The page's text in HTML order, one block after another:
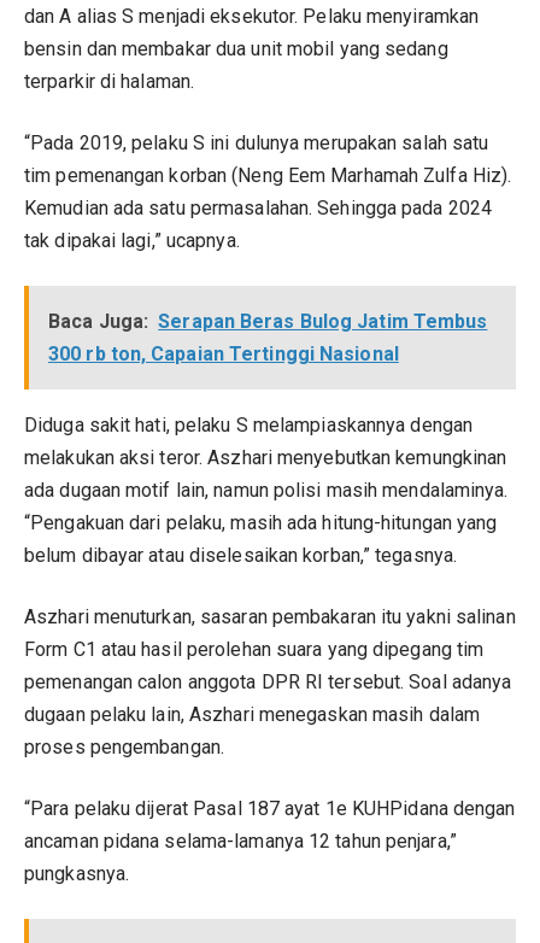
dan A alias S menjadi eksekutor. Pelaku menyiramkan
bensin dan membakar dua unit mobil yang sedang
terparkir di halaman.
“Pada 2019, pelaku S ini dulunya merupakan salah satu
tim pemenangan korban (Neng Eem Marhamah Zulfa Hiz).
Kemudian ada satu permasalahan. Sehingga pada 2024
tak dipakai lagi,” ucapnya.
Baca Juga: Serapan Beras Bulog Jatim Tembus
300 rb ton, Capaian Tertinggi Nasional
Diduga sakit hati, pelaku S melampiaskannya dengan
melakukan aksi teror. Aszhari menyebutkan kemungkinan
ada dugaan motif lain, namun polisi masih mendalaminya.
“Pengakuan dari pelaku, masih ada hitung-hitungan yang
belum dibayar atau diselesaikan korban,” tegasnya.
Aszhari menuturkan, sasaran pembakaran itu yakni salinan
Form C1 atau hasil perolehan suara yang dipegang tim
pemenangan calon anggota DPR RI tersebut. Soal adanya
dugaan pelaku lain, Aszhari menegaskan masih dalam
proses pengembangan.
“Para pelaku dijerat Pasal 187 ayat 1e KUHPidana dengan
ancaman pidana selama-lamanya 12 tahun penjara,”
pungkasnya.